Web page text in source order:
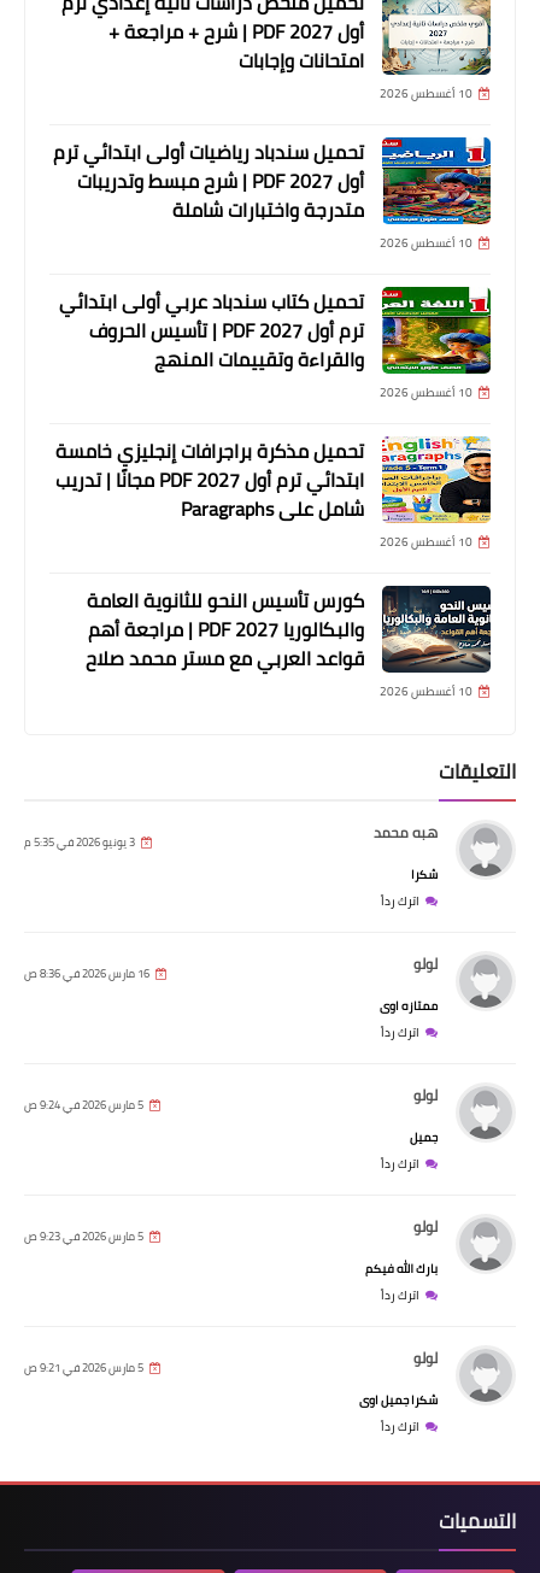
أول 2027 PDF | شرح + مراجعة +
امتحانات وإجابات
10 أغسطس 2026
تحميل سندباد رياضيات أولى ابتدائي ترم
أول 2027 PDF | شرح مبسط وتدريبات
متدرجة واختبارات شاملة
10 أغسطس 2026
تحميل كتاب سندباد عربي أولى ابتدائي
ترم أول 2027 PDF | تأسيس الحروف
والقراءة وتقييمات المنهج
10 أغسطس 2026
تحميل مذكرة براجرافات إنجليزي خامسة
ابتدائي ترم أول 2027 PDF مجانًا | تدريب
شامل على Paragraphs
10 أغسطس 2026
كورس تأسيس النحو للثانوية العامة
والبكالوريا 2027 PDF | مراجعة أهم
قواعد العربي مع مستر محمد صلاح
10 أغسطس 2026
التعليقات
هبه محمد 3 يونيو 2026 في 5:35 م
شكرا
اترك رداً
لولو 16 مارس 2026 في 8:36 ص
ممتازه اوى
اترك رداً
لولو 5 مارس 2026 في 9:24 ص
جميل
اترك رداً
لولو 5 مارس 2026 في 9:23 ص
بارك الله فيكم
اترك رداً
لولو 5 مارس 2026 في 9:21 ص
شكرا جميل اوى
اترك رداً
التسميات